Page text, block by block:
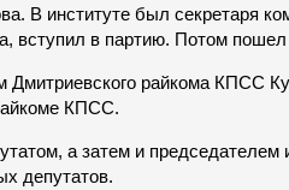
В институте был секретаря
вступил в партию. Потом
райкома КПСС
КПСС.
а затем и председателем
депутатов.